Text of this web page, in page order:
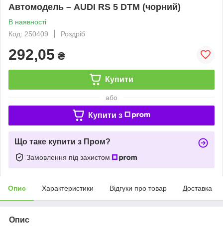
Автомодель – AUDI RS 5 DTM (чорний)
В наявності
Код: 250409
Роздріб
292,05 ₴
Купити
або
Купити з
Що таке купити з Пром?
Замовлення під захистом
Опис Характеристики Відгуки про товар Доставка
Опис